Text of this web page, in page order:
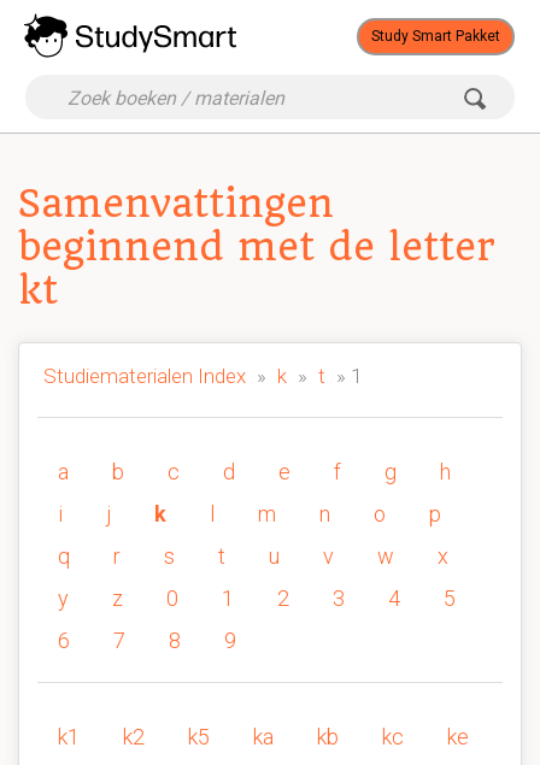
Study Smart Pakket
Samenvattingen
beginnend met de letter
kt
Studiematerialen Index » k » t » 1
a b c d e f g
h
i
j k m n o
p
q
r s t u v w
x
y
z 0 1 2 3 4
5
6
7 8 9
k1 k2 k5 ka kb kc
ke